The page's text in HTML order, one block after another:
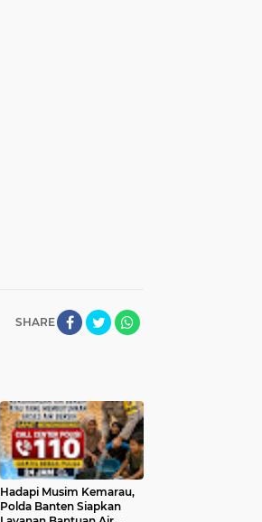
SHARE
Hadapi Musim Kemarau,
Polda Banten Siapkan